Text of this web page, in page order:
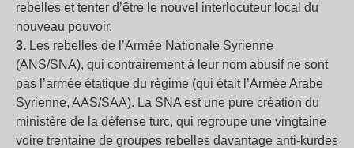
rebelles et tenter d’être le nouvel interlocuteur local du
nouveau pouvoir.
3. Les rebelles de l’Armée Nationale Syrienne
(ANS/SNA), qui contrairement à leur nom abusif ne sont
pas l’armée étatique du régime (qui était l’Armée Arabe
Syrienne, AAS/SAA). La SNA est une pure création du
ministère de la défense turc, qui regroupe une vingtaine
voire trentaine de groupes rebelles davantage anti-kurdes